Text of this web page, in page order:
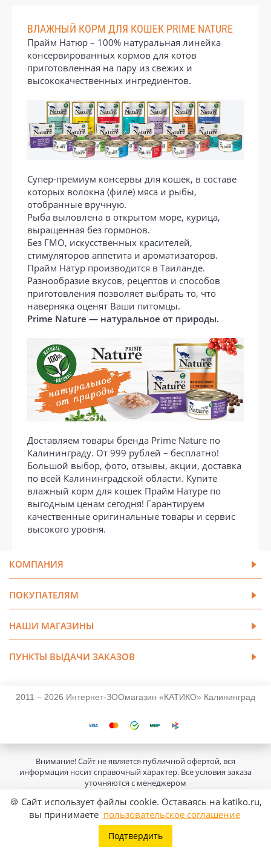
ВЛАЖНЫЙ КОРМ ДЛЯ КОШЕК PRIME NATURE
Прайм Натюр – 100% натуральная линейка
консервированных кормов для котов
приготовленная на пару из свежих и
высококачественных ингредиентов.
Супер-премиум консервы для кошек, в составе
которых волокна (филе) мяса и рыбы,
отобранные вручную.
Рыба выловлена в открытом море, курица,
выращенная без гормонов.
Без ГМО, искусственных красителей,
стимуляторов аппетита и ароматизаторов.
Прайм Натур производится в Таиланде.
Разнообразие вкусов, рецептов и способов
приготовления позволяет выбрать то, что
наверняка оценят Ваши питомцы.
Prime Nature — натуральное от природы.
Доставляем товары бренда Prime Nature по
Калининграду. От 999 рублей – бесплатно!
Большой выбор, фото, отзывы, акции, доставка
по всей Калининградской области. Купите
влажный корм для кошек Прайм Натуре по
выгодным ценам сегодня! Гарантируем
качественные оригинальные товары и сервис
высокого уровня.
КОМПАНИЯ
ПОКУПАТЕЛЯМ
НАШИ МАГАЗИНЫ
ПУНКТЫ ВЫДАЧИ ЗАКАЗОВ
2011 – 2026 Интернет-ЗООмагазин «КАТИКО» Калининград
🍪 Сайт использует файлы cookie. Оставаясь на katiko.ru,
вы принимаете пользовательское соглашение
Подтвердить
Внимание! Сайт не является публичной офертой, вся
информация носит справочный характер. Все условия заказа
уточняются с менеджером